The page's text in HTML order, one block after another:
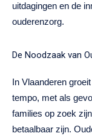
uitdagingen en de
ouderenzorg.
De Noodzaak van
In Vlaanderen
tempo, met als
families op zoek
betaalbaar zijn.